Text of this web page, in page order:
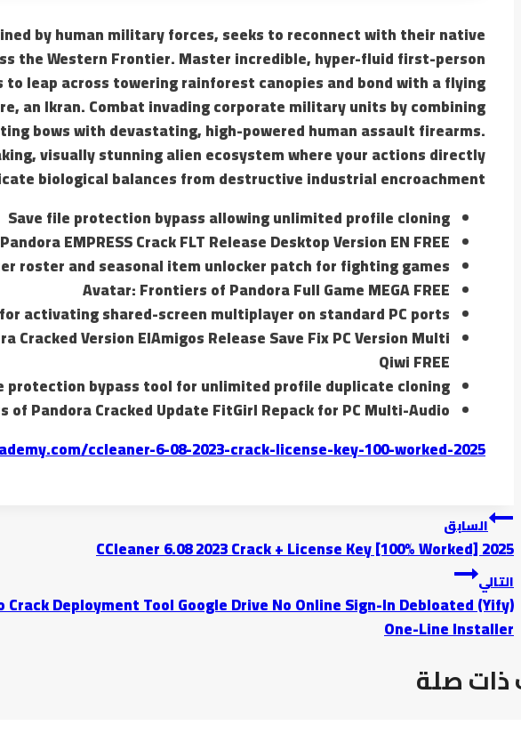
by human military forces, seeks to reconnect with their native
the Western Frontier. Master incredible, hyper-fluid first-person
leap across towering rainforest canopies and bond with a flying
an Ikran. Combat invading corporate military units by combining
bows with devastating, high-powered human assault firearms.
visually stunning alien ecosystem where your actions directly
biological balances from destructive industrial encroachment.
Save file protection bypass allowing unlimited profile cloning
EMPRESS Crack FLT Release Desktop Version EN FREE
roster and seasonal item unlocker patch for fighting games
Avatar: Frontiers of Pandora Full Game MEGA FREE
activating shared-screen multiplayer on standard PC ports
Cracked Version ElAmigos Release Save Fix PC Version Multi
Qiwi FREE
protection bypass tool for unlimited profile duplicate cloning
Pandora Cracked Update FitGirl Repack for PC Multi-Audio
ccleaner-6-08-2023-crack-license-key-100-worked-2025/
السابق
CCleaner 6.08 2023 Crack + License Key [100% Worked] 2025
التالي
Deployment Tool Google Drive No Online Sign-In Debloated (Yify)
One-Line Installer
صلة